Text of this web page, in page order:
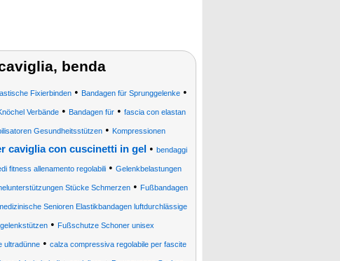
benda
Fixierbinden• Bandagen für Sprunggelenke•
Verbände• Bandagen für• fascia con elastan
Gesundheitsstützen • Kompressionen
caviglia con cuscinetti in gel • bendaggi
fitness allenamento regolabili • Gelenkbelastungen
Stücke Schmerzen • Fußbandagen
Senioren Elastikbandagen luftdurchlässige
• Fußschutze Schoner unisex
ultradünne• calza compressiva regolabile per fascite